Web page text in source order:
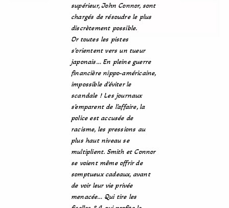
supérieur, John Connor, sont
chargés de résoudre le plus
discrètement possible.
Or toutes les pistes
s’orientent vers un tueur
japonais… En pleine guerre
financière nippo-américaine,
impossible d’éviter le
scandale ! Les journaux
s’emparent de l’affaire, la
police est accusée de
racisme, les pressions au
plus haut niveau se
multiplient. Smith et Connor
se voient même offrir de
somptueux cadeaux, avant
de voir leur vie privée
menacée… Qui tire les